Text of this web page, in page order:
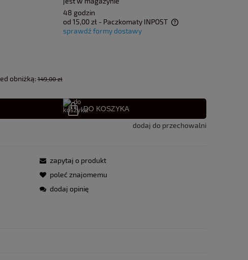
48 godzin
od 15,00 zł - Paczkomaty INPOST
sprawdź formy dostawy
obniżką:149,00 zł
DO KOSZYKA
dodaj do przechowalni
zapytaj o produkt
poleć znajomemu
dodaj opinię